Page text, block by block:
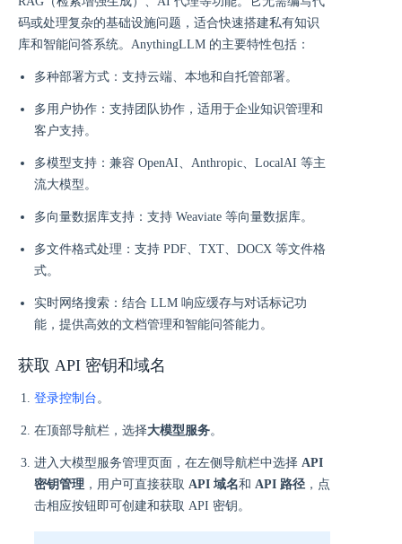
码或处理复杂的基础设施问题，适合快速搭建私有知识
库和智能问答系统。AnythingLLM 的主要特性包括：
多种部署方式：支持云端、本地和自托管部署。
多用户协作：支持团队协作，适用于企业知识管理和
客户支持。
多模型支持：兼容 OpenAI、Anthropic、LocalAI 等主
流大模型。
多向量数据库支持：支持 Weaviate 等向量数据库。
多文件格式处理：支持 PDF、TXT、DOCX 等文件格
式。
实时网络搜索：结合 LLM 响应缓存与对话标记功
能，提供高效的文档管理和智能问答能力。
获取 API 密钥和域名
登录控制台。
在顶部导航栏，选择大模型服务。
进入大模型服务管理页面，在左侧导航栏中选择 API
密钥管理 ，用户可直接获取 API 域名和 API 路径 ，点
击相应按钮即可创建和获取 API 密钥。